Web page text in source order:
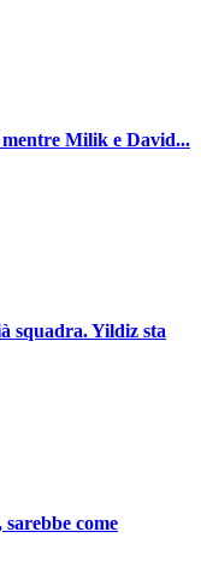
Milik e David...
squadra. Yildiz sta
come